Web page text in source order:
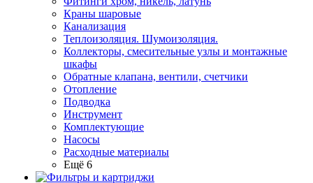
Краны шаровые
Канализация
Теплоизоляция. Шумоизоляция.
Коллекторы, смесительные узлы и монтажные
шкафы
Обратные клапана, вентили, счетчики
Отопление
Подводка
Инструмент
Комплектующие
Насосы
Расходные материалы
Ещё 6